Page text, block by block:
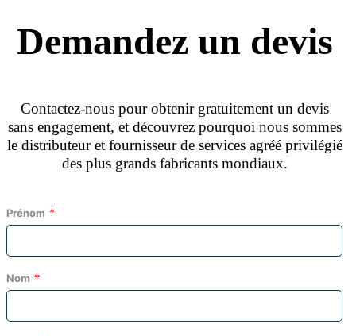
Demandez un devis
Contactez‑nous pour obtenir gratuitement un devis
sans engagement, et découvrez pourquoi nous sommes
le distributeur et fournisseur de services agréé privilégié
des plus grands fabricants mondiaux.
Prénom
Nom